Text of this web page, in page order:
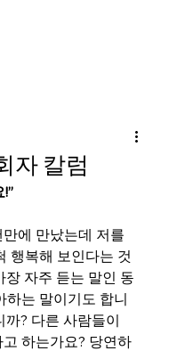
자 칼럼
에 만났는데 저를
행복해 보인다는 것
장 자주 듣는 말인 동
하는 말이기도 합니
? 다른 사람들이
하는가요? 당연하